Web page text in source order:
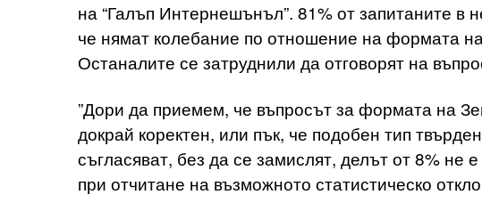
на “Галъп Интернешънъл”. 81% от запитаните в
че нямат колебание по отношение на формата
Останалите се затруднили да отговорят на
”Дори да приемем, че въпросът за формата на
докрай коректен, или пък, че подобен тип
съгласяват, без да се замислят, делът от 8% не
при отчитане на възможното статистическо